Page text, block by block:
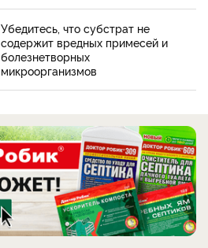
Убедитесь, что субстрат не
содержит вредных примесей и
болезнетворных
микроорганизмов